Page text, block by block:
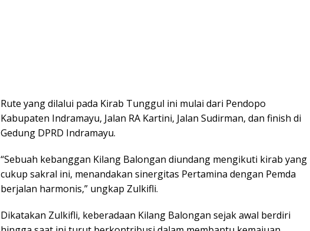
Rute yang dilalui pada Kirab Tunggul ini mulai dari Pendopo
Kabupaten Indramayu, Jalan RA Kartini, Jalan Sudirman, dan finish di
Gedung DPRD Indramayu.
“Sebuah kebanggan Kilang Balongan diundang mengikuti kirab yang
cukup sakral ini, menandakan sinergitas Pertamina dengan Pemda
berjalan harmonis,” ungkap Zulkifli.
Dikatakan Zulkifli, keberadaan Kilang Balongan sejak awal berdiri